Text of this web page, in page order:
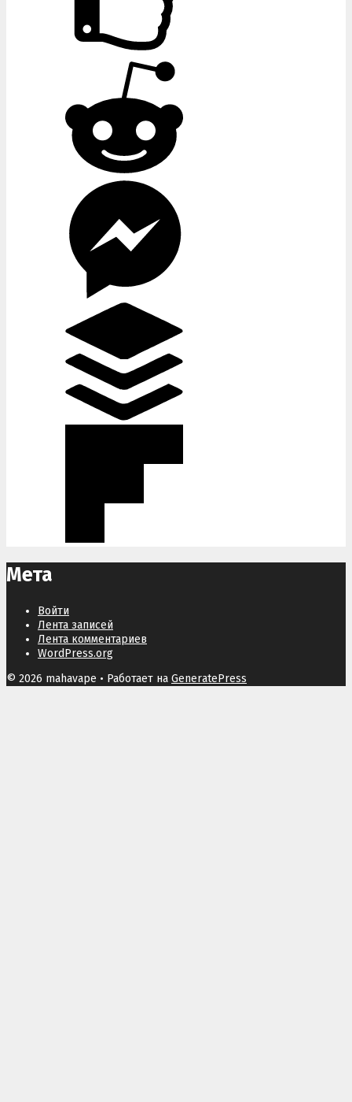
Мета
Войти
Лента записей
Лента комментариев
WordPress.org
© 2026 mahavape • Работает на GeneratePress